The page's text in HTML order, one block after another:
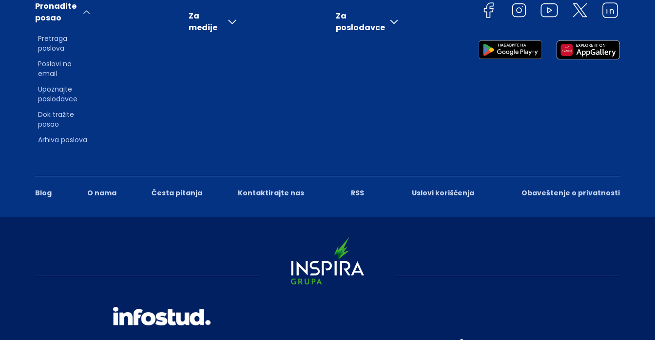
Blog O nama Česta pitanja Kontaktirajte nas RSS Uslovi korišćenja Obaveštenje o privatnosti
Pronađite
posao
Pretraga
poslova
Poslovi na
email
Upoznajte
poslodavce
Dok tražite
posao
Arhiva poslova
Za
medije
Za
poslodavce